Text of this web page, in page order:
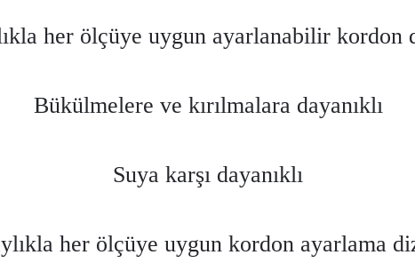
her ölçüye uygun ayarlanabilir kordon
Bükülmelere ve kırılmalara dayanıklı
Suya karşı dayanıklı
her ölçüye uygun kordon ayarlama